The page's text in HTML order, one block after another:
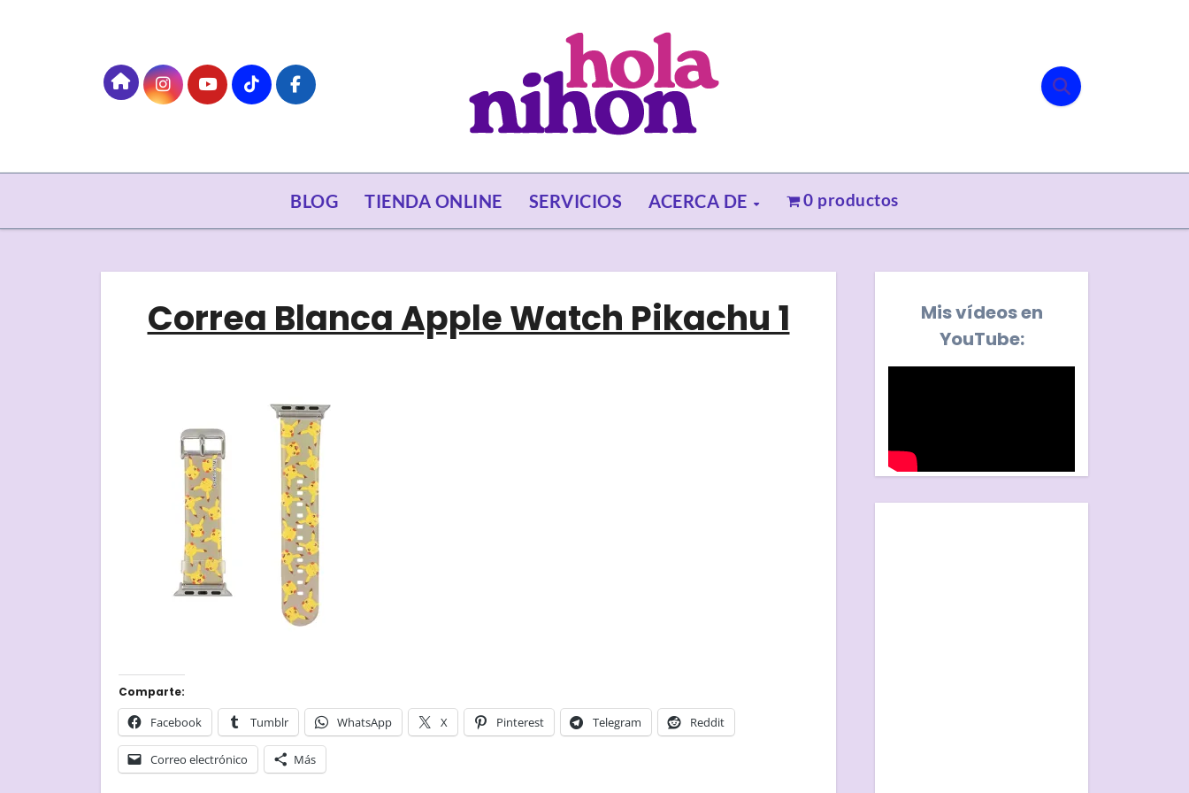
BLOG TIENDA ONLINE SERVICIOS ACERCA DE 0 productos
Correa Blanca Apple Watch Pikachu 1
Comparte:
Facebook Tumblr WhatsApp X Pinterest Telegram Reddit
Correo electrónico Más
Mis vídeos en
YouTube: